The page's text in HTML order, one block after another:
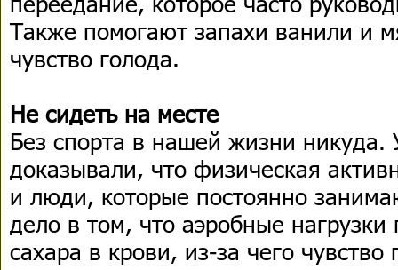
Также помогают запахи ванили и
чувство голода.
Не сидеть на месте
Без спорта в нашей жизни никуда.
доказывали, что физическая
и люди, которые постоянно
дело в том, что аэробные
сахара в крови, из-за чего